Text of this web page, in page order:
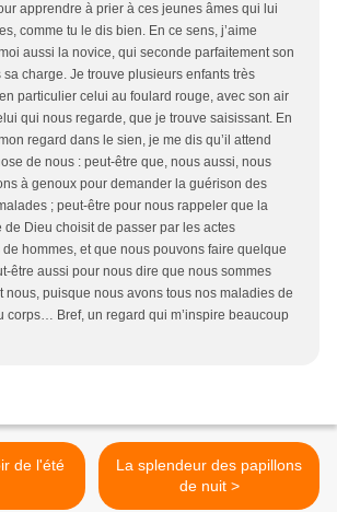
apprendre à prier à ces jeunes âmes qui lui
comme tu le dis bien. En ce sens, j’aime
aussi la novice, qui seconde parfaitement son
charge. Je trouve plusieurs enfants très
particulier celui au foulard rouge, avec son air
qui nous regarde, que je trouve saisissant. En
regard dans le sien, je me dis qu’il attend
de nous : peut-être que, nous aussi, nous
à genoux pour demander la guérison des
; peut-être pour nous rappeler que la
de Dieu choisit de passer par les actes
hommes, et que nous pouvons faire quelque
être aussi pour nous dire que nous sommes
nous, puisque nous avons tous nos maladies de
corps… Bref, un regard qui m’inspire beaucoup
de l'été
La splendeur des papillons
de nuit >